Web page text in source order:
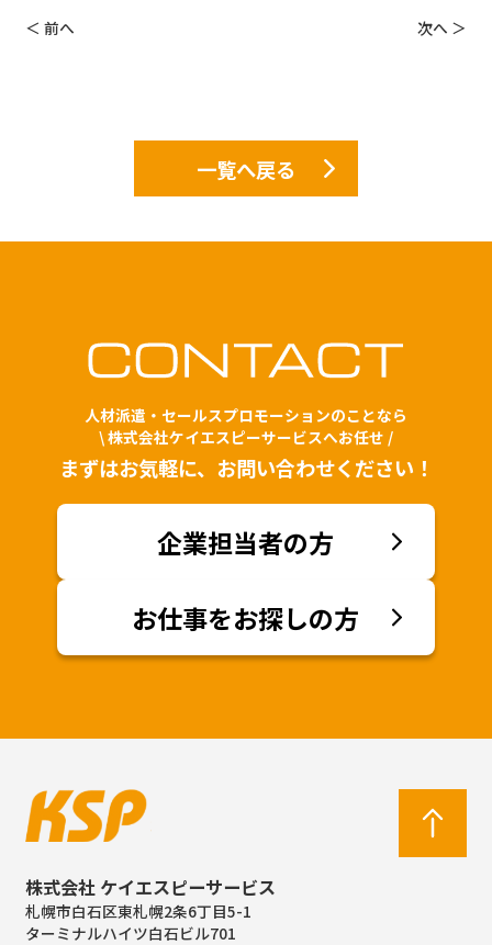
＜ 前へ 次へ ＞
一覧へ戻る
人材派遣・セールスプロモーションのことなら
\ 株式会社ケイエスピーサービスへお任せ /
まずはお気軽に、お問い合わせください！
企業担当者の方
お仕事をお探しの方
株式会社 ケイエスピーサービス
札幌市白石区東札幌2条6丁目5-1
ターミナルハイツ白石ビル701